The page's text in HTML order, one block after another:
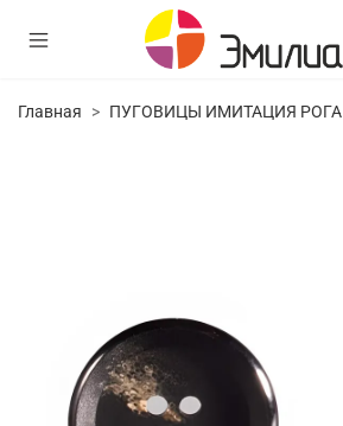
Главная ПУГОВИЦЫ ИМИТАЦИЯ РОГА